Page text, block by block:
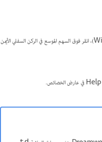
في عارض الخصائص (Window > Properties)، انقر فوق السهم الموسع في الركن السفلي الأيمن